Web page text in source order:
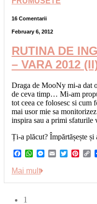
16 Comentarii
February 6, 2012
RUTINA DE
– VARA 2012
Draga de MooNy mi-a dat
de ceva timp… Mi-am
tot ceea ce folosesc si cum
mai usor mie sa
inspira sau a primi
Ți-a plăcut? Împărtășește și
Facebook
WhatsApp
Messenger
EmailTwitter
Mai mult
1